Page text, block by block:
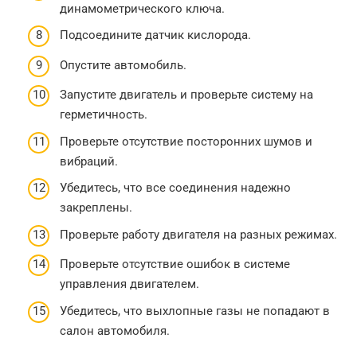
динамометрического ключа.
Подсоедините датчик кислорода.
Опустите автомобиль.
Запустите двигатель и проверьте систему на
герметичность.
Проверьте отсутствие посторонних шумов и
вибраций.
Убедитесь, что все соединения надежно
закреплены.
Проверьте работу двигателя на разных режимах.
Проверьте отсутствие ошибок в системе
управления двигателем.
Убедитесь, что выхлопные газы не попадают в
салон автомобиля.